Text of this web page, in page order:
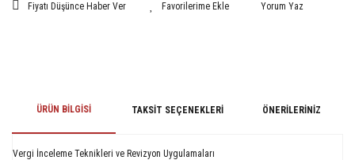
Fiyatı Düşünce Haber Ver Yorum Yaz
ÜRÜN BILGISI TAKSIT SEÇENEKLERI ÖNERILERINIZ
Vergi İnceleme Teknikleri ve Revizyon Uygulamaları